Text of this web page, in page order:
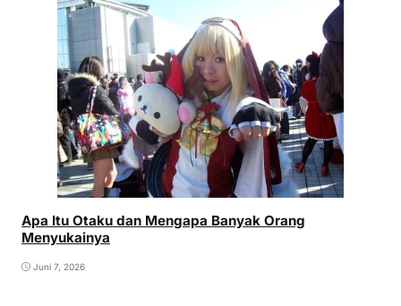
Apa Itu Otaku dan Mengapa Banyak Orang
Menyukainya
Juni 7, 2026